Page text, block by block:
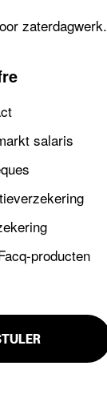
zaterdagwerk.
salaris
producten